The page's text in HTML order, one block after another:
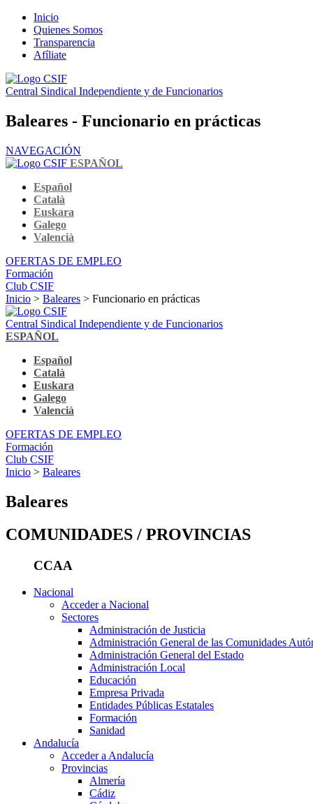
Inicio
Quienes Somos
Transparencia
Afíliate
Central Sindical Independiente y de Funcionarios
Baleares - Funcionario en prácticas
NAVEGACIÓN
ESPAÑOL
Español
Català
Euskara
Galego
Valencià
OFERTAS DE EMPLEO
Formación
Club CSIF
Inicio > Baleares > Funcionario en prácticas
Central Sindical Independiente y de Funcionarios
ESPAÑOL
Español
Català
Euskara
Galego
Valencià
OFERTAS DE EMPLEO
Formación
Club CSIF
Inicio > Baleares
Baleares
COMUNIDADES / PROVINCIAS
CCAA
Nacional
Acceder a Nacional
Sectores
Administración de Justicia
Administración General de las Comunidades
Administración General del Estado
Administración Local
Educación
Empresa Privada
Entidades Públicas Estatales
Formación
Sanidad
Andalucía
Acceder a Andalucía
Provincias
Almería
Cádiz